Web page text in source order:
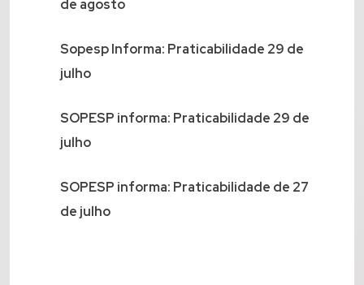
de agosto
Sopesp Informa: Praticabilidade 29 de
julho
SOPESP informa: Praticabilidade 29 de
julho
SOPESP informa: Praticabilidade de 27
de julho